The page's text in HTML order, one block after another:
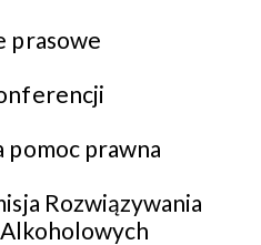
prasowe
pomoc prawna
Rozwiązywania